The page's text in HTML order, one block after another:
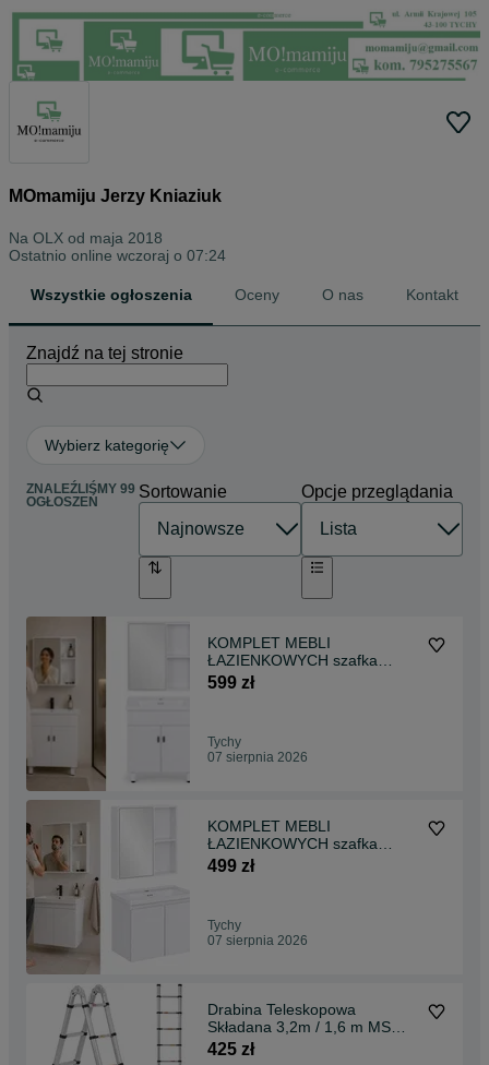
MOmamiju Jerzy Kniaziuk
Na OLX od maja 2018
Ostatnio online wczoraj o 07:24
Wszystkie ogłoszenia Oceny O nas Kontakt
Znajdź na tej stronie
Wybierz kategorię
ZNALEŹLIŚMY 99
OGŁOSZEŃ
Sortowanie Opcje przeglądania
KOMPLET MEBLI
ŁAZIENKOWYCH szafka
stojąca z umywalką + szafka z
599 zł
Tychy
07 sierpnia 2026
KOMPLET MEBLI
ŁAZIENKOWYCH szafka
wisząca z umywalką + szafka
499 zł
Tychy
07 sierpnia 2026
Drabina Teleskopowa
Składana 3,2m / 1,6 m MSW
2w1 Aluminiowa 150kg
425 zł